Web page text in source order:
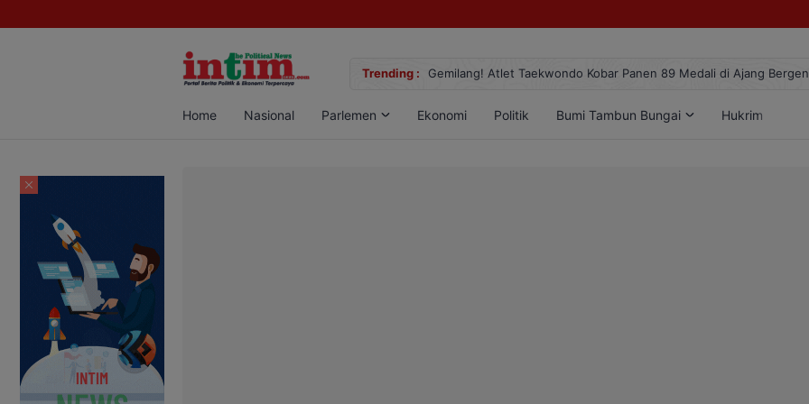
Trending :
Sabu di Pangkalan Bun, Dua Pelaku Diamankan Gemilang! Atlet Taekwondo Kobar Panen 89 Medali di Ajang
Home Nasional Parlemen Ekonomi Politik Bumi Tambun Bungai Hukrim